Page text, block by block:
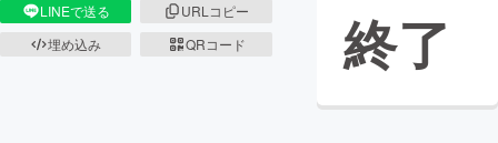
LINEで送る
URLコピー
埋め込み
QRコード 終了